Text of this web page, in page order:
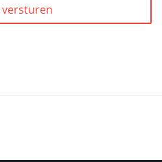
versturen